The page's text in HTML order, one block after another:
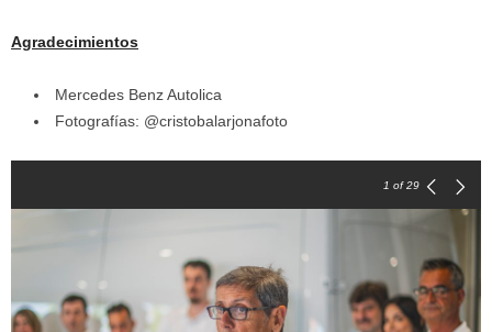
Agradecimientos
Mercedes Benz Autolica
Fotografías: @cristobalarjonafoto
1 of 29